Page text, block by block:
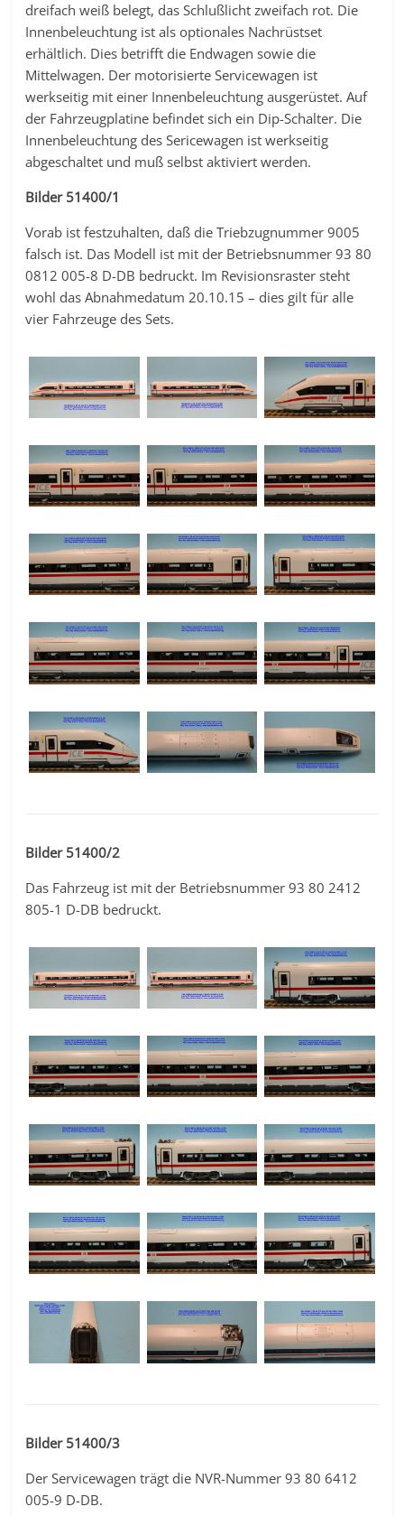
dreifach weiß belegt, das Schlußlicht zweifach rot. Die
Innenbeleuchtung ist als optionales Nachrüstset
erhältlich. Dies betrifft die Endwagen sowie die
Mittelwagen. Der motorisierte Servicewagen ist
werkseitig mit einer Innenbeleuchtung ausgerüstet. Auf
der Fahrzeugplatine befindet sich ein Dip-Schalter. Die
Innenbeleuchtung des Sericewagen ist werkseitig
abgeschaltet und muß selbst aktiviert werden.
Bilder 51400/1
Vorab ist festzuhalten, daß die Triebzugnummer 9005
falsch ist. Das Modell ist mit der Betriebsnummer 93 80
0812 005-8 D-DB bedruckt. Im Revisionsraster steht
wohl das Abnahmedatum 20.10.15 – dies gilt für alle
vier Fahrzeuge des Sets.
Bilder 51400/2
Das Fahrzeug ist mit der Betriebsnummer 93 80 2412
805-1 D-DB bedruckt.
Bilder 51400/3
Der Servicewagen trägt die NVR-Nummer 93 80 6412
005-9 D-DB.